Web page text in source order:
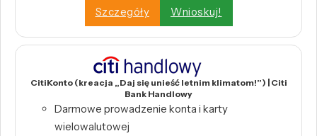
Szczegóły
Wnioskuj!
CitiKonto (kreacja „Daj się unieść letnim klimatom!”) | Citi
Bank Handlowy
Darmowe prowadzenie konta i karty
wielowalutowej